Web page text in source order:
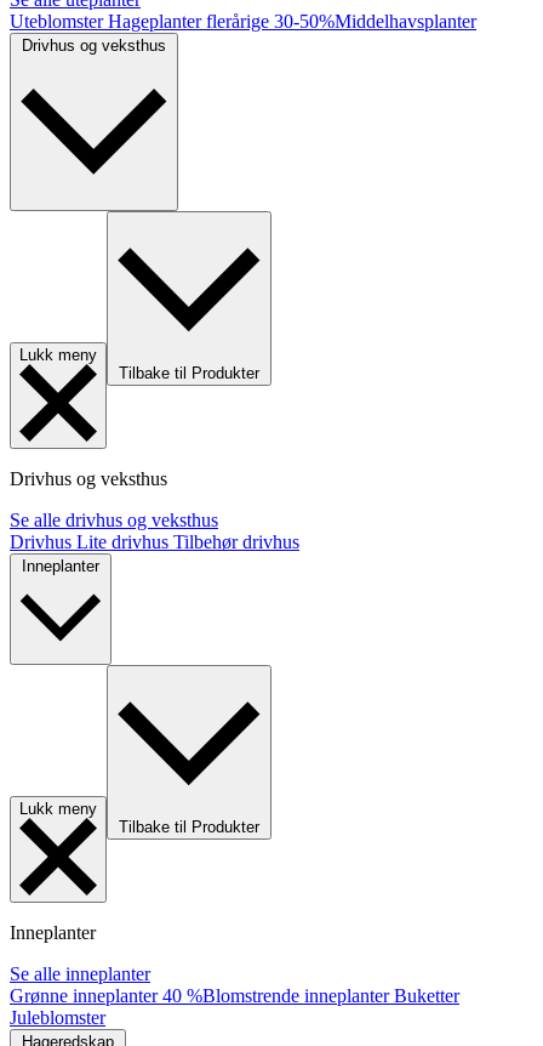
UteblomsterHageplanter flerårige 30-50%Middelhavsplanter
Lukk meny
Tilbake til Produkter
Drivhus og veksthus
Se alle drivhus og veksthus
Drivhus Lite drivhus Tilbehør drivhus
Inneplanter
Lukk meny
Tilbake til Produkter
Inneplanter
Se alle inneplanter
Grønne inneplanter40 %Blomstrende inneplanterBuketter
Juleblomster